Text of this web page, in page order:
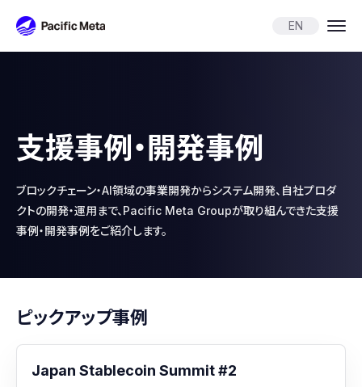
EN
支援事例・開発事例
ブロックチェーン・AI領域の事業開発からシステム開発、自社プロダ
クトの開発・運用まで、 Pacific Meta Groupが取り組んできた支援
事例・開発事例をご紹介します。
ピックアップ事例
Japan Stablecoin Summit #2